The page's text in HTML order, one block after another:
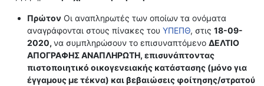
Πρώτον Οι αναπληρωτές των οποίων τα ονόματα
αναγράφονται στους πίνακες του ΥΠΕΠΘ, στις 18-09-
2020, να συμπληρώσουν το επισυναπτόμενο ΔΕΛΤΙΟ
ΑΠΟΓΡΑΦΗΣ ΑΝΑΠΛΗΡΩΤΗ, επισυνάπτοντας
πιστοποιητικό οικογενειακής κατάστασης (μόνο για
έγγαμους με τέκνα) και βεβαιώσεις φοίτησης/στρατού